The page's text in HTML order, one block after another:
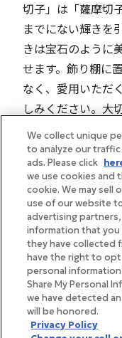
切子」は「薩摩切
までにない輝きを
きは宝石のように
せます。飾り棚に
なく、愛用いただ
しみください。大
の商品です。
We collect unique
to analyze our
ads. Please click
we use cookies and
cookie. We may sell
use of our website
advertising
information that
they have collected
have the right to
personal information
Share My Personal
we have detected
will be honored.
Privacy Policy